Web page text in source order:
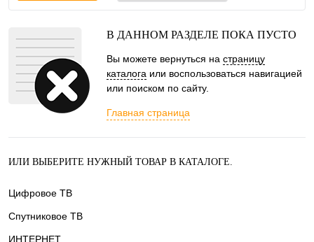
В ДАННОМ РАЗДЕЛЕ ПОКА ПУСТО
Вы можете вернуться на страницу
каталога или воспользоваться навигацией
или поиском по сайту.
Главная страница
ИЛИ ВЫБЕРИТЕ НУЖНЫЙ ТОВАР В КАТАЛОГЕ.
Цифровое ТВ
Спутниковое ТВ
ИНТЕРНЕТ